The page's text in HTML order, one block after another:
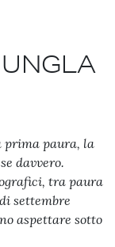
prima paura, la
davvero.
tra paura
settembre
aspettare sotto